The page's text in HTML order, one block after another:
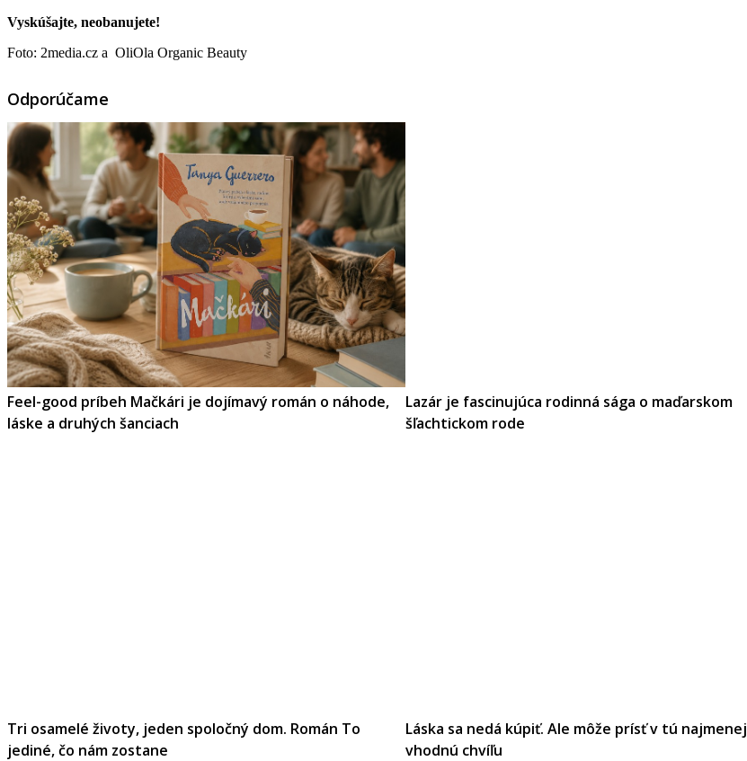
Vyskúšajte, neobanujete!
Foto: 2media.cz a OliOla Organic Beauty
Odporúčame
Feel-good príbeh Mačkári je dojímavý román o náhode,
láske a druhých šanciach
Lazár je fascinujúca rodinná sága o maďarskom
šľachtickom rode
Tri osamelé životy, jeden spoločný dom. Román To
jediné, čo nám zostane
Láska sa nedá kúpiť. Ale môže prísť v tú najmenej
vhodnú chvíľu